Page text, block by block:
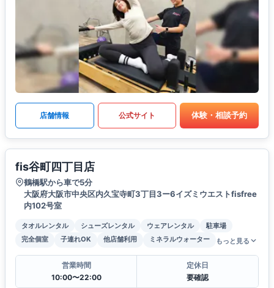
店舗情報 公式サイト 体験・相談予約
fis谷町四丁目店
鶴橋駅から車で5分
大阪府大阪市中央区内久宝寺町3丁目3ー6イズミウエストfisfree
内102号室
タオルレンタル シューズレンタル ウェアレンタル
駐車場
完全個室
子連れOK 他店舗利用 ミネラルウォーター もっと見る
営業時間
10:00〜22:00
定休日
要確認